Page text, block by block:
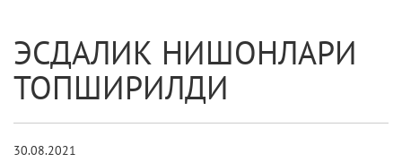
ЭСДАЛИК НИШОНЛАРИ
ТОПШИРИЛДИ
30.08.2021